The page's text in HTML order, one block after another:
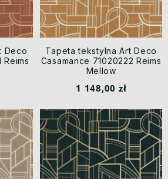
Deco
Reims
Tapeta tekstylna Art Deco
Casamance 71020222 Reims
Mellow
1 148,00 zł